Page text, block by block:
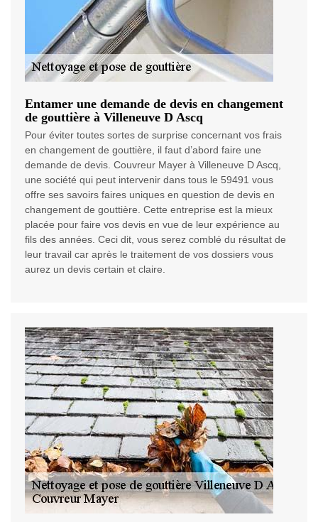
Entamer une demande de devis en changement
de gouttière à Villeneuve D Ascq
Pour éviter toutes sortes de surprise concernant vos frais
en changement de gouttière, il faut d’abord faire une
demande de devis. Couvreur Mayer à Villeneuve D Ascq,
une société qui peut intervenir dans tous le 59491 vous
offre ses savoirs faires uniques en question de devis en
changement de gouttière. Cette entreprise est la mieux
placée pour faire vos devis en vue de leur expérience au
fils des années. Ceci dit, vous serez comblé du résultat de
leur travail car après le traitement de vos dossiers vous
aurez un devis certain et claire.